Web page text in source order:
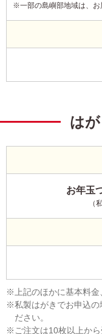
※一部の島嶼部地域は、お
は
お年玉
（
上記のほかに基本料
私製はがきでお申込
ださい。
ご注文は10枚以上から